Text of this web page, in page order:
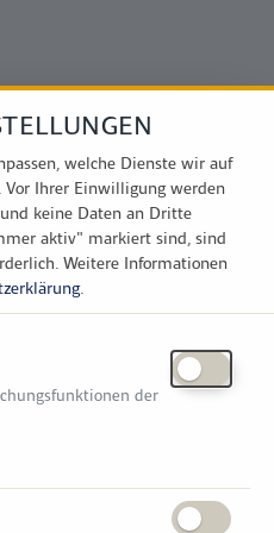
welche Dienste wir auf
Vor Ihrer Einwilligung werden
keine Daten an Dritte
aktiv" markiert sind, sind
Weitere Informationen
.
der